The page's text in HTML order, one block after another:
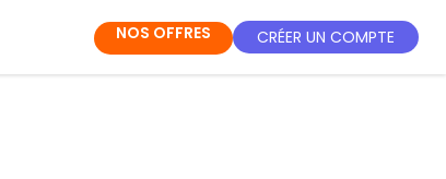
NOS OFFRES CRÉER UN COMPTE